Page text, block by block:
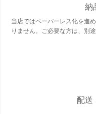
納
当店ではペーパーレス化を進
りません。ご必要な方は、別
配送